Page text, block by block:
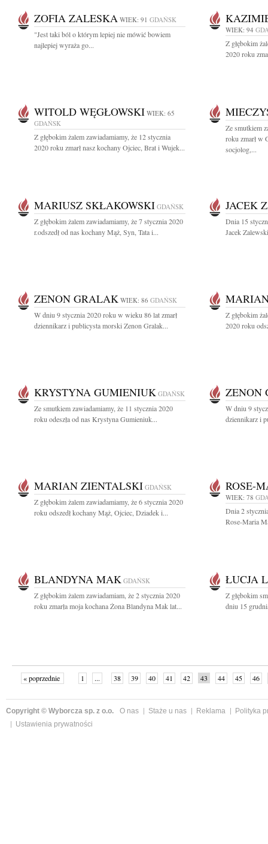
ZOFIA ZALESKA WIEK: 91 GDAŃSK
"Jest taki ból o którym lepiej nie mówić bowiem
najlepiej wyraża go...
WIEK: 94
Z głębokim
2020 roku
WITOLD WĘGŁOWSKI WIEK: 65
GDAŃSK
Z głębokim żalem zawiadamiamy, że 12 stycznia
2020 roku zmarł nasz kochany Ojciec, Brat i Wujek...
Ze smutkiem
roku zmarł w
socjolog,...
MARIUSZ SKŁAKOWSKI GDAŃSK
Z głębokim żalem zawiadamiamy, że 7 stycznia 2020
r.odszedł od nas kochany Mąż, Syn, Tata i...
JACEK
Dnia 15
Jacek
ZENON GRALAK WIEK: 86 GDAŃSK
W dniu 9 stycznia 2020 roku w wieku 86 lat zmarł
dziennikarz i publicysta morski Zenon Gralak...
Z głębokim
2020 roku
KRYSTYNA GUMIENIUK GDAŃSK
Ze smutkiem zawiadamiamy, że 11 stycznia 2020
roku odeszła od nas Krystyna Gumieniuk...
ZENON
W dniu 9
dziennikarz i
MARIAN ZIENTALSKI GDAŃSK
Z głębokim żalem zawiadamiamy, że 6 stycznia 2020
roku odszedł kochany Mąż, Ojciec, Dziadek i...
ROSE-
WIEK: 78
Dnia 2
Rose-Maria
BLANDYNA MAK GDAŃSK
Z głębokim żalem zawiadamiam, że 2 stycznia 2020
roku zmarła moja kochana Żona Blandyna Mak lat...
ŁUCJA
Z głębokim
dniu 15
« poprzednie 1 ... 38 39 40 41 42 43 44 45
46
Copyright © Wyborcza sp. z o.o. O nas Staże u nas Reklama
Polityka
Ustawienia prywatności